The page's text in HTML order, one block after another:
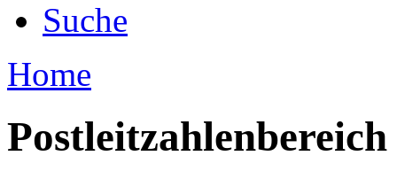
Suche
Home
Postleitzahlenbereich